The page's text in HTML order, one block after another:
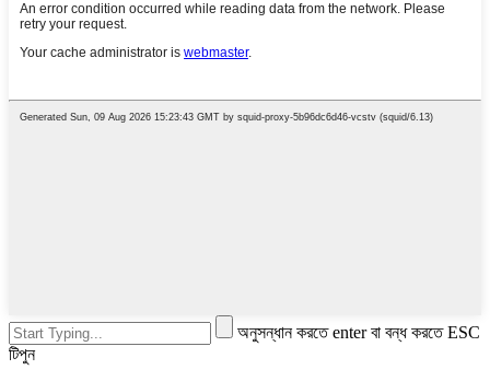
অনুসন্ধান করতে enter বা বন্ধ করতে ESC
টিপুন